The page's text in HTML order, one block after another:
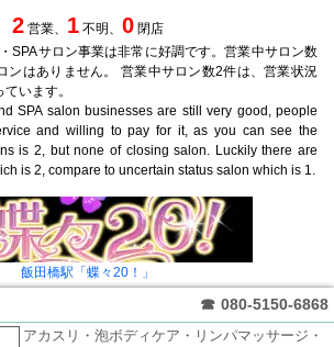
2 営業、 1 不明、 0 閉店
SPAサロン事業は非常に好調です。営業中サロン数
ンはありません。 営業中サロン数2件は、営業状況
います。
SPA salon businesses are still very good, people
and willing to pay for it, as you can see the
is 2, but none of closing salon. Luckily there are
is 2, compare to uncertain status salon which is 1.
飯田橋駅「蝶々20！」
☎ 080-5150-6868
アカスリ・泡ボディケア・リンパマッサージ・